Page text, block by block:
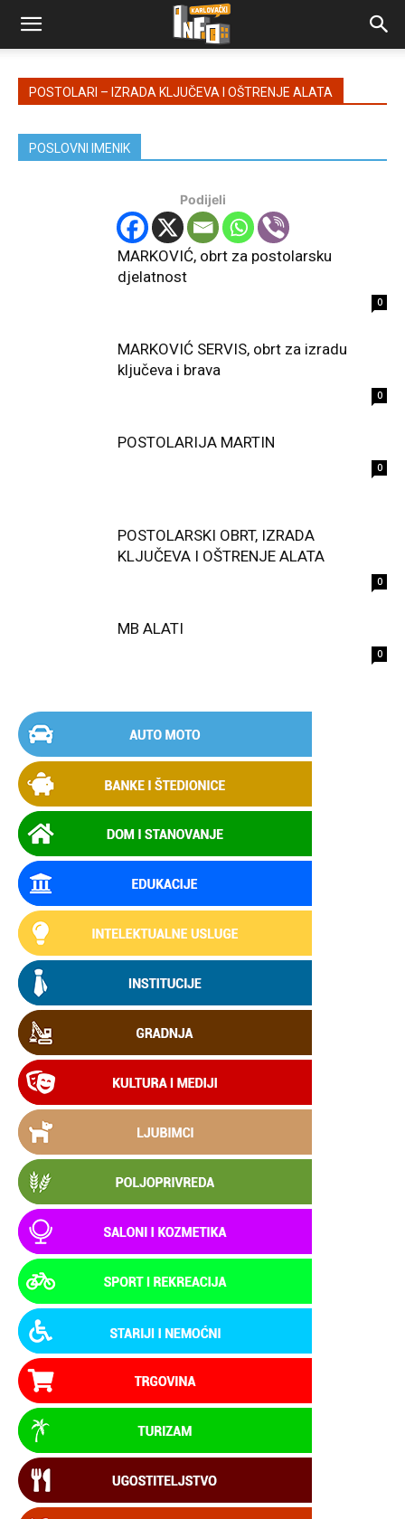
POSTOLARI – IZRADA KLJUČEVA I OŠTRENJE ALATA
POSLOVNI IMENIK
Podijeli
MARKOVIĆ, obrt za postolarsku
djelatnost
0
MARKOVIĆ SERVIS, obrt za izradu
ključeva i brava
0
POSTOLARIJA MARTIN
0
POSTOLARSKI OBRT, IZRADA
KLJUČEVA I OŠTRENJE ALATA
0
MB ALATI
0